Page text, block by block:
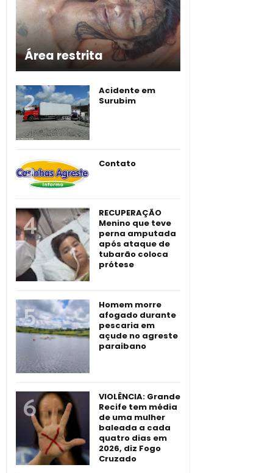
Área restrita
Acidente em
Surubim
Contato
RECUPERAÇÃO
Menino que teve
perna amputada
após ataque de
tubarão coloca
prótese
Homem morre
afogado durante
pescaria em
açude no agreste
paraibano
VIOLÊNCIA: Grande
Recife tem média
de uma mulher
baleada a cada
quatro dias em
2026, diz Fogo
Cruzado